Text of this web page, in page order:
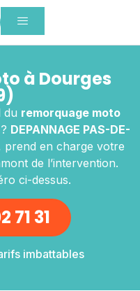
à Dourges
du remorquage moto
DEPANNAGE PAS-DE-
prend en charge votre
de l’intervention.
ci-dessus.
71 31
imbattables